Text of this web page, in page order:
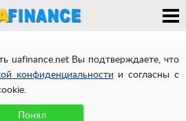
uafinance.net Вы подтверждаете, что
конфиденциальности и согласны с
Понял